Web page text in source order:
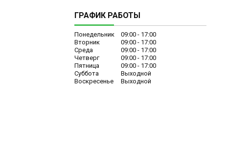
ГРАФИК РАБОТЫ
Понедельник 09:00
17:00
Вторник
09:00
17:00
Среда
09:00
17:00
Четверг
09:00
17:00
Пятница
09:00
17:00
Суббота
Выходной
Воскресенье
Выходной